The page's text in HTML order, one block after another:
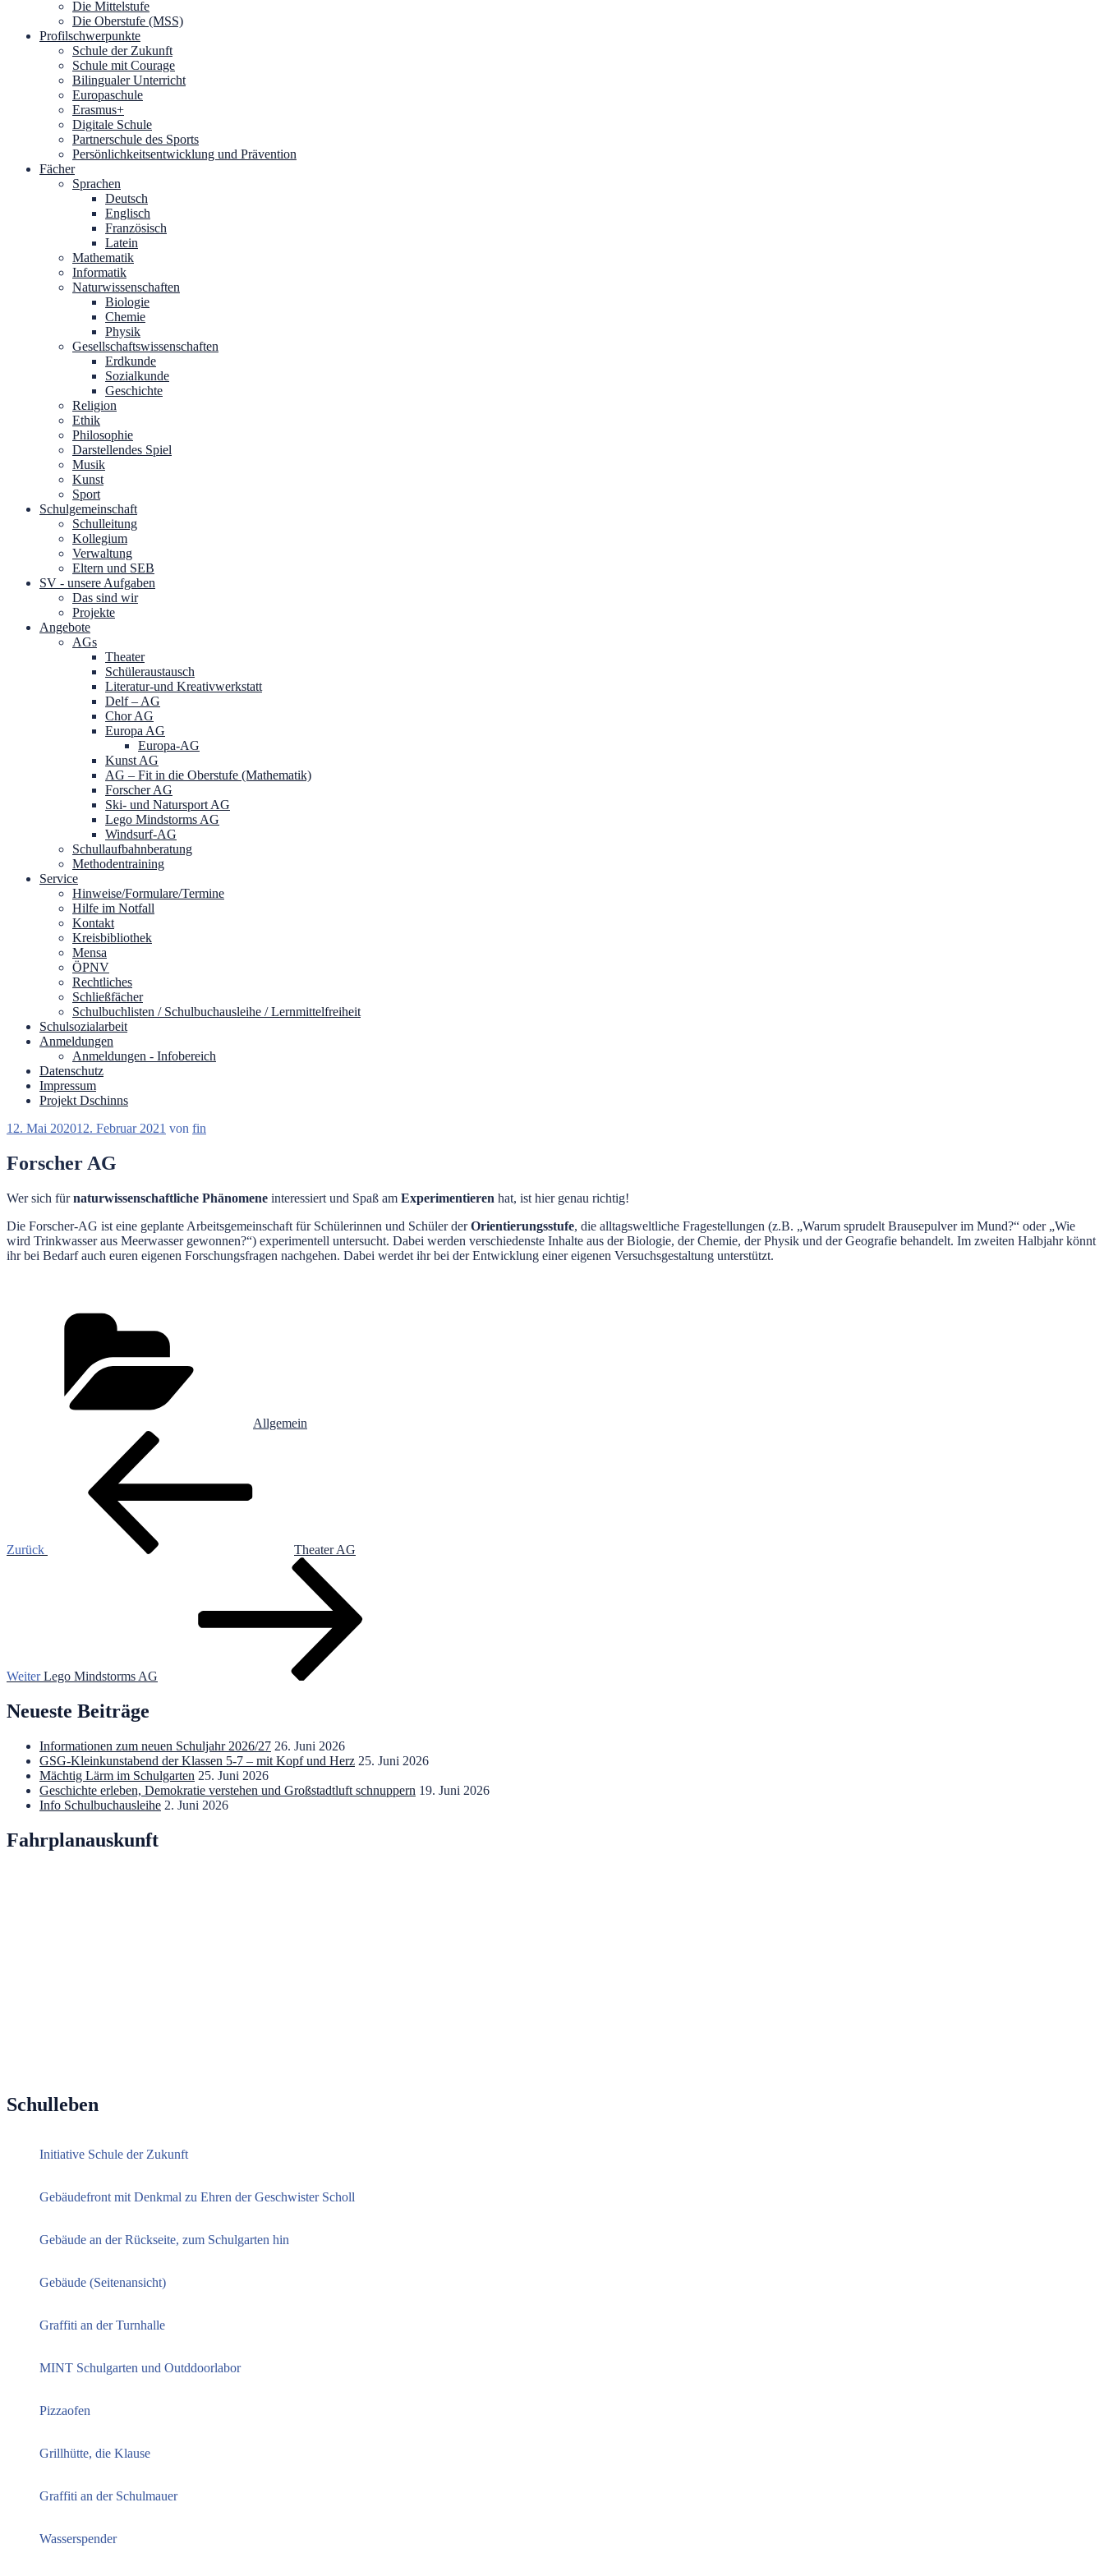
Die Mittelstufe
Die Oberstufe (MSS)
Profilschwerpunkte
Schule der Zukunft
Schule mit Courage
Bilingualer Unterricht
Europaschule
Erasmus+
Digitale Schule
Partnerschule des Sports
Persönlichkeitsentwicklung und Prävention
Fächer
Sprachen
Deutsch
Englisch
Französisch
Latein
Mathematik
Informatik
Naturwissenschaften
Biologie
Chemie
Physik
Gesellschaftswissenschaften
Erdkunde
Sozialkunde
Geschichte
Religion
Ethik
Philosophie
Darstellendes Spiel
Musik
Kunst
Sport
Schulgemeinschaft
Schulleitung
Kollegium
Verwaltung
Eltern und SEB
SV - unsere Aufgaben
Das sind wir
Projekte
Angebote
AGs
Theater
Schüleraustausch
Literatur-und Kreativwerkstatt
Delf – AG
Chor AG
Europa AG
Europa-AG
Kunst AG
AG – Fit in die Oberstufe (Mathematik)
Forscher AG
Ski- und Natursport AG
Lego Mindstorms AG
Windsurf-AG
Schullaufbahnberatung
Methodentraining
Service
Hinweise/Formulare/Termine
Hilfe im Notfall
Kontakt
Kreisbibliothek
Mensa
ÖPNV
Rechtliches
Schließfächer
Schulbuchlisten / Schulbuchausleihe / Lernmittelfreiheit
Schulsozialarbeit
Anmeldungen
Anmeldungen - Infobereich
Datenschutz
Impressum
Projekt Dschinns
Veröffentlicht
12. Mai 202012. Februar 2021 von fin
Forscher AG
Wer sich fürnaturwissenschaftliche Phänomene interessiert und Spaß am Experimentieren hat, ist hier genau richtig!
Die Forscher-AG ist eine geplante Arbeitsgemeinschaft für Schülerinnen und Schüler derOrientierungsstufe, die alltagsweltliche Fragestellungen (z.B. „Warum sprudelt Brausepulver im Mund?“ oder „Wie
wird Trinkwasser aus Meerwasser gewonnen?“) experimentell untersucht. Dabei werden verschiedenste Inhalte aus der Biologie, der Chemie, der Physik und der Geografie behandelt. Im zweiten Halbjahr könnt
ihr bei Bedarf auch euren eigenen Forschungsfragen nachgehen. Dabei werdet ihr bei der Entwicklung einer eigenen Versuchsgestaltung unterstützt.
Allgemein
Beitragsnavigation
Zurück
Theater AG
Weiter Lego Mindstorms AG
Neueste Beiträge
Informationen zum neuen Schuljahr 2026/27 26. Juni 2026
GSG-Kleinkunstabend der Klassen 5-7 – mit Kopf und Herz 25. Juni 2026
Mächtig Lärm im Schulgarten 25. Juni 2026
Geschichte erleben, Demokratie verstehen und Großstadtluft schnuppern 19. Juni 2026
Info Schulbuchausleihe 2. Juni 2026
Fahrplanauskunft
Schulleben
Initiative Schule der Zukunft
Gebäudefront mit Denkmal zu Ehren der Geschwister Scholl
Gebäude an der Rückseite, zum Schulgarten hin
Gebäude (Seitenansicht)
Graffiti an der Turnhalle
MINT Schulgarten und Outddoorlabor
Pizzaofen
Grillhütte, die Klause
Graffiti an der Schulmauer
Wasserspender